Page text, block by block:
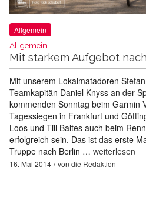
Allgemein
Allgemein:
Mit starkem Aufgebot
Mit unserem Lokalmatadoren
Teamkapitän Daniel Knyss an der
kommenden Sonntag beim Garmin
Tagessiegen in Frankfurt und
Loos und Till Baltes auch beim
erfolgreich sein. Das ist das erste
Truppe nach Berlin … weiterlesen
16. Mai 2014 von die Redaktion